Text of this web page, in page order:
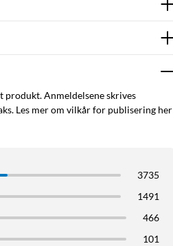
produkt. Anmeldelsene skrives
Les mer om vilkår for publisering her
3735
1491
466
101